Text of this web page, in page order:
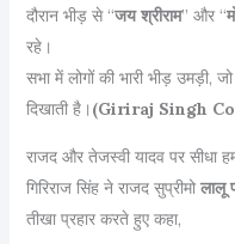
दौरान भीड़ से “जय श्रीराम” और “
रहे।
सभा में लोगों की भारी भीड़ उमड़ी,
दिखाती है। (Giriraj Singh
राजद और तेजस्वी यादव पर सीधा
गिरिराज सिंह ने राजद सुप्रीमो लालू
तीखा प्रहार करते हुए कहा,